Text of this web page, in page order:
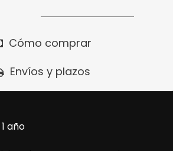
Cómo comprar
Envíos y plazos
año